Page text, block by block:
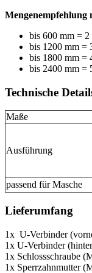
Mengenempfehlung
bis 600 mm = 2
bis 1200 mm =
bis 1800 mm =
bis 2400 mm =
Technische
Maße
Ausführung
passend für Masche
Lieferumfang
1x U-Verbinder
1x U-Verbinder
1x Schlossschraube
1x Sperrzahnmutter